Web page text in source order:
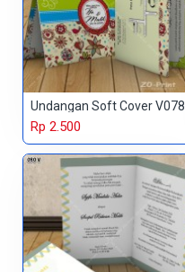
Undangan Soft Cover V078
Rp 2.500